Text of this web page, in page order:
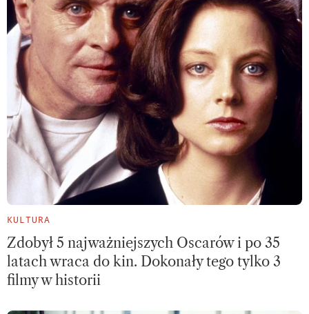
KULTURA
Zdobył 5 najważniejszych Oscarów i po 35
latach wraca do kin. Dokonały tego tylko 3
filmy w historii